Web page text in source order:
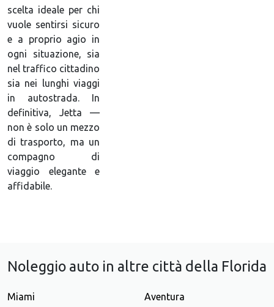
scelta ideale per chi
vuole sentirsi sicuro
e a proprio agio in
ogni situazione, sia
nel traffico cittadino
sia nei lunghi viaggi
in autostrada. In
definitiva, Jetta —
non è solo un mezzo
di trasporto, ma un
compagno di
viaggio elegante e
affidabile.
Noleggio auto in altre città della Florida
Miami
Aventura